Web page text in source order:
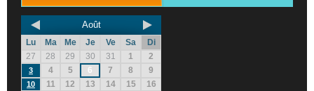
Août
Lu Ma Me Je Ve Sa
Di
27
28 29 30 31 1 2
3 4 5 6 7 8 9
10 11 12 13 14 15 16